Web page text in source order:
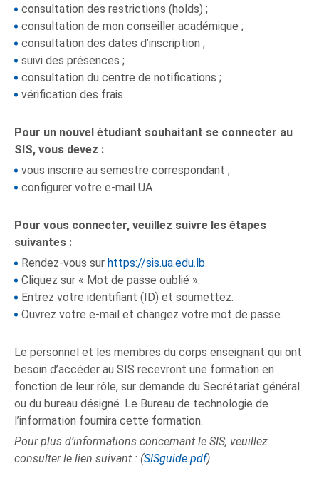
consultation des restrictions (holds) ;
consultation de mon conseiller académique ;
consultation des dates d’inscription ;
suivi des présences ;
consultation du centre de notifications ;
vérification des frais.
Pour un nouvel étudiant souhaitant se connecter au
SIS, vous devez :
vous inscrire au semestre correspondant ;
configurer votre e-mail UA.
Pour vous connecter, veuillez suivre les étapes
suivantes :
Rendez-vous sur https://sis.ua.edu.lb.
Cliquez sur « Mot de passe oublié ».
Entrez votre identifiant (ID) et soumettez.
Ouvrez votre e-mail et changez votre mot de passe.
Le personnel et les membres du corps enseignant qui ont
besoin d’accéder au SIS recevront une formation en
fonction de leur rôle, sur demande du Secrétariat général
ou du bureau désigné. Le Bureau de technologie de
l’information fournira cette formation.
Pour plus d’informations concernant le SIS, veuillez
consulter le lien suivant : (SISguide.pdf).